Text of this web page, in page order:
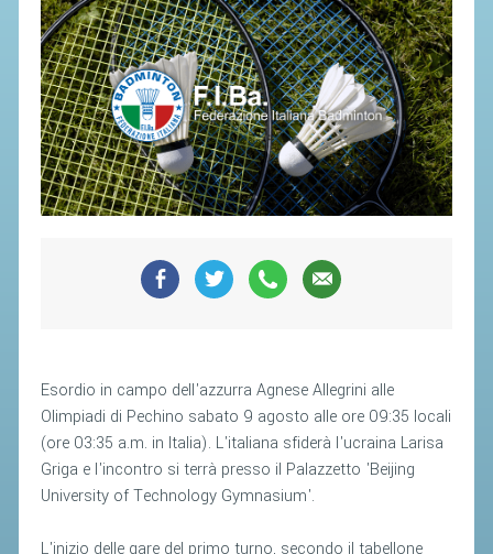
Esordio in campo dell'azzurra Agnese Allegrini alle
Olimpiadi di Pechino sabato 9 agosto alle ore 09:35 locali
(ore 03:35 a.m. in Italia). L'italiana sfiderà l'ucraina Larisa
Griga e l'incontro si terrà presso il Palazzetto 'Beijing
University of Technology Gymnasium'.
L'inizio delle gare del primo turno, secondo il tabellone
SEGRETERIA FEDERALE
CONTATTI
AVVISI E BANDI
CIRCOLARI
RESPONSABILITÀ SOCIALE
SAFEGUARDING
GIUSTIZIA FEDERALE
PROVVEDIMENTI
ORGANI DI GIUSTIZIA FEDERALE
MAGLIA AZZURRA
STAFF TECNICO